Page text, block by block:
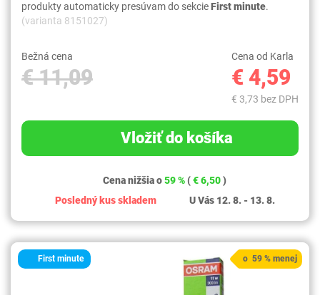
produkty automaticky presúvam do sekcieFirst minute.
(varianta 8151027)
Bežná cena
€ 11,09
Cena od Karla
€ 4,59
€ 3,73 bez DPH
Vložiť do košíka
Cena nižšia o59 % (€ 6,50)
Posledný kus skladem
U Vás 12. 8. - 13. 8.
First minute o 59 % menej